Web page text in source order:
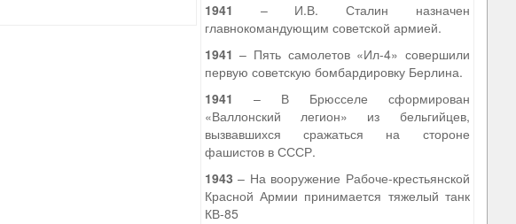
1941 – И.В. Сталин назначен
главнокомандующим советской армией.
1941 – Пять самолетов «Ил-4» совершили
первую советскую бомбардировку Берлина.
1941 – В Брюсселе сформирован
«Валлонский легион» из бельгийцев,
вызвавшихся сражаться на стороне
фашистов в СССР.
1943 – На вооружение Рабоче-крестьянской
Красной Армии принимается тяжелый танк
КВ-85